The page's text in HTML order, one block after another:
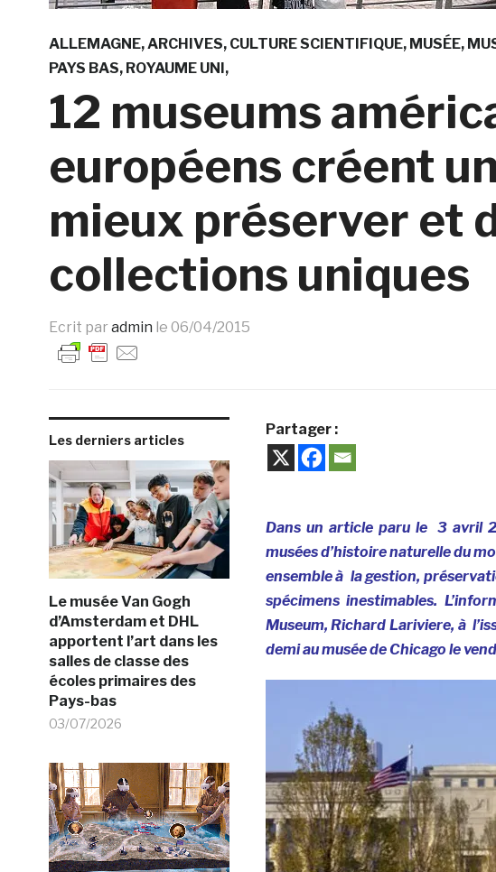
ALLEMAGNE ARCHIVES CULTURE SCIENTIFIQUE MUSÉE
PAYS BAS ROYAUME UNI
12 museums
européens créent
mieux préserver et
collections uniques
Ecrit par admin le 06/04/2015
Les derniers articles
Le musée Van Gogh
d’Amsterdam et DHL
apportent l’art dans les
salles de classe des
écoles primaires des
Pays-bas
03/07/2026
Partager :
Dans un article paru le 3 avril
musées d’histoire naturelle du
ensemble à la gestion,
spécimens inestimables.
Museum, Richard Lariviere, à
demi au musée de Chicago le